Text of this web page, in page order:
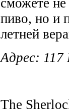
пиво, но и
летней
Адрес: 117
The